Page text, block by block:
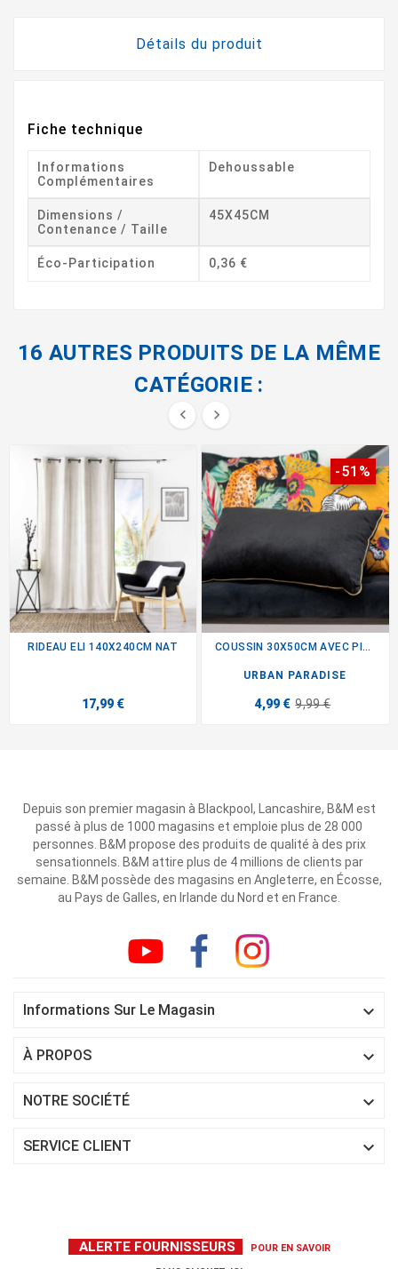
Détails du produit
Fiche technique
Informations
Complémentaires
Dehoussable
Dimensions /
Contenance / Taille
45X45CM
Éco-Participation 0,36 €
16 AUTRES PRODUITS DE LA MÊME
CATÉGORIE :
 
RIDEAU ELI 140X240CM NAT
17,99 €
-51%
COUSSIN 30X50CM AVEC PIPING...
URBAN PARADISE
4,99 € 9,99 €
Depuis son premier magasin à Blackpool, Lancashire, B&M est
passé à plus de 1000 magasins et emploie plus de 28 000
personnes. B&M propose des produits de qualité à des prix
sensationnels. B&M attire plus de 4 millions de clients par
semaine. B&M possède des magasins en Angleterre, en Écosse,
au Pays de Galles, en Irlande du Nord et en France.
Informations Sur Le Magasin 
À PROPOS 
NOTRE SOCIÉTÉ 
SERVICE CLIENT 
ALERTE FOURNISSEURS POUR EN SAVOIR